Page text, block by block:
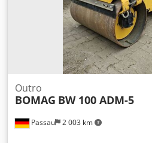
Passau 2 003 km
Outro
BOMAG BW 100 ADM-5